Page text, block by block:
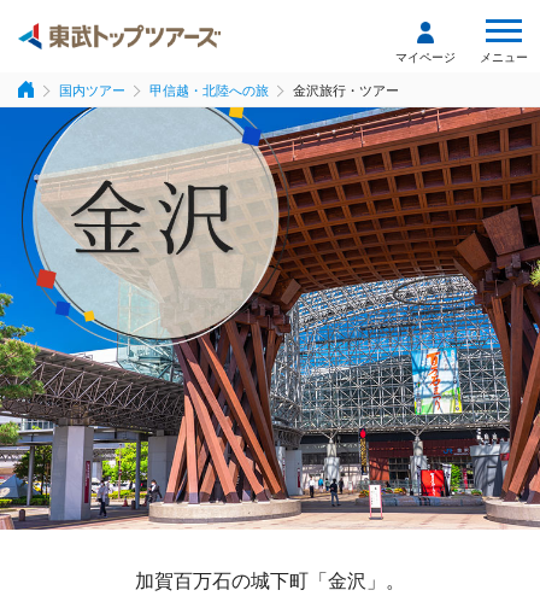
マイページ メニュー
国内ツアー 甲信越・北陸への旅 金沢旅行・ツアー
加賀百万石の城下町「金沢」。